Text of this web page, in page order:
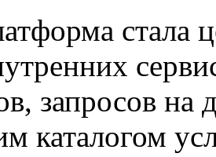
стала
запросов на
каталогом